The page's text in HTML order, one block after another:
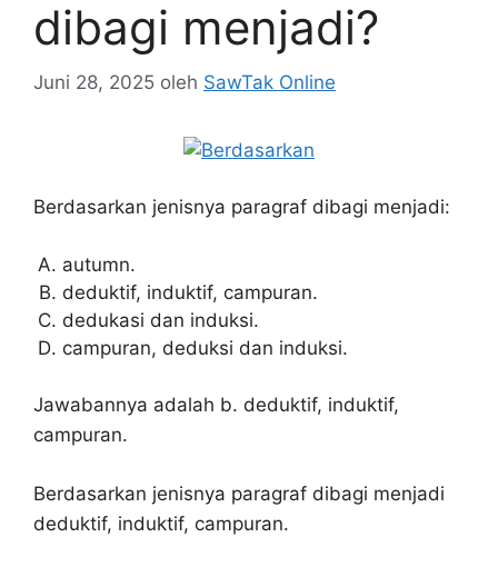
dibagi menjadi?
Juni 28, 2025 oleh SawTak Online
Berdasarkan jenisnya paragraf dibagi menjadi:
autumn.
deduktif, induktif, campuran.
dedukasi dan induksi.
campuran, deduksi dan induksi.
Jawabannya adalah b. deduktif, induktif,
campuran.
Berdasarkan jenisnya paragraf dibagi menjadi
deduktif, induktif, campuran.